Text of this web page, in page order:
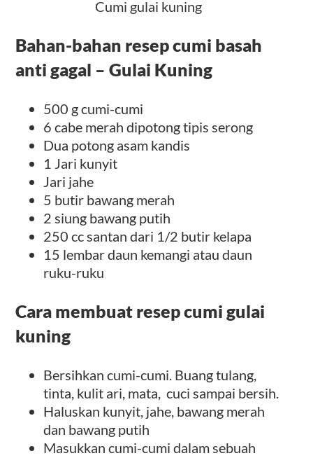
Cumi gulai kuning
Bahan-bahan resep cumi basah
anti gagal – Gulai Kuning
500 g cumi-cumi
6 cabe merah dipotong tipis serong
Dua potong asam kandis
1 Jari kunyit
Jari jahe
5 butir bawang merah
2 siung bawang putih
250 cc santan dari 1/2 butir kelapa
15 lembar daun kemangi atau daun
ruku-ruku
Cara membuat resep cumi gulai
kuning
Bersihkan cumi-cumi. Buang tulang,
tinta, kulit ari, mata, cuci sampai bersih.
Haluskan kunyit, jahe, bawang merah
dan bawang putih
Masukkan cumi-cumi dalam sebuah